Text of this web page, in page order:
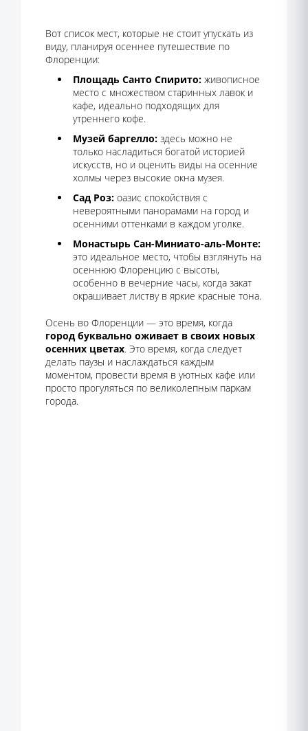
Вот список мест, которые не стоит упускать из
виду, планируя осеннее путешествие по
Флоренции:
Площадь Санто Спирито: живописное
место с множеством старинных лавок и
кафе, идеально подходящих для
утреннего кофе.
Музей баргелло: здесь можно не
только насладиться богатой историей
искусств, но и оценить виды на осенние
холмы через высокие окна музея.
Сад Роз: оазис спокойствия с
невероятными панорамами на город и
осенними оттенками в каждом уголке.
Монастырь Сан-Миниато-аль-Монте:
это идеальное место, чтобы взглянуть на
осеннюю Флоренцию с высоты,
особенно в вечерние часы, когда закат
окрашивает листву в яркие красные тона.
Осень во Флоренции — это время, когда
город буквально оживает в своих новых
осенних цветах. Это время, когда следует
делать паузы и наслаждаться каждым
моментом, провести время в уютных кафе или
просто прогуляться по великолепным паркам
города.